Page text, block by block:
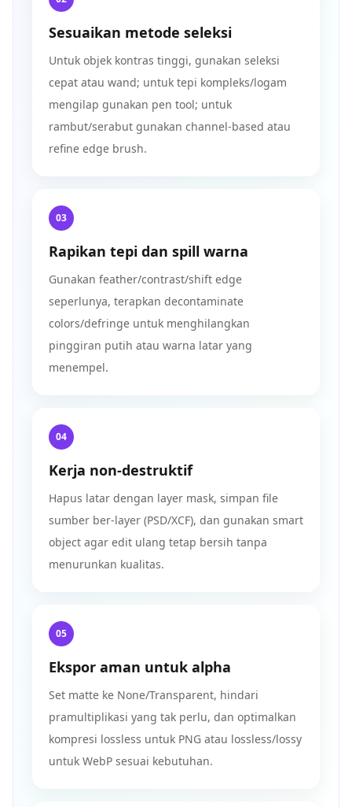
Sesuaikan metode seleksi
Untuk objek kontras tinggi, gunakan seleksi
cepat atau wand; untuk tepi kompleks/logam
mengilap gunakan pen tool; untuk
rambut/serabut gunakan channel-based atau
refine edge brush.
03
Rapikan tepi dan spill warna
Gunakan feather/contrast/shift edge
seperlunya, terapkan decontaminate
colors/defringe untuk menghilangkan
pinggiran putih atau warna latar yang
menempel.
04
Kerja non-destruktif
Hapus latar dengan layer mask, simpan file
sumber ber-layer (PSD/XCF), dan gunakan smart
object agar edit ulang tetap bersih tanpa
menurunkan kualitas.
05
Ekspor aman untuk alpha
Set matte ke None/Transparent, hindari
pramultiplikasi yang tak perlu, dan optimalkan
kompresi lossless untuk PNG atau lossless/lossy
untuk WebP sesuai kebutuhan.